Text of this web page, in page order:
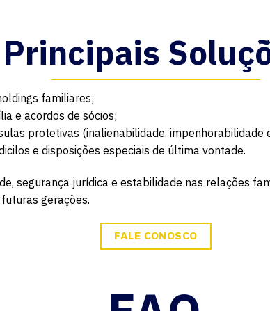
Principais
familiares;
e acordos de sócios;
protetivas (inalienabilidade, impenhorabilidade
e disposições especiais de última vontade.
segurança jurídica e estabilidade nas relações
gerações.
FALE CONOSCO